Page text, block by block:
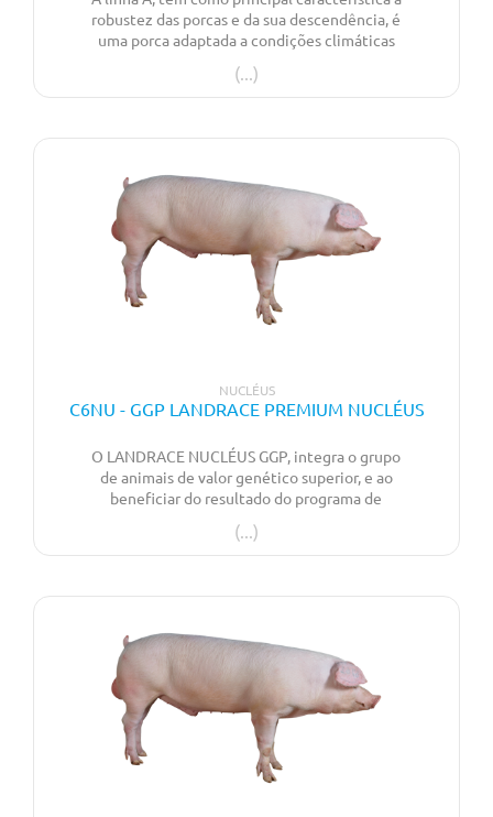
robustez das porcas e da sua descendência, é
uma porca adaptada a condições climáticas
crescimento e robustas. Caracteriza-se por
uma alta fertilidade, alta capacidade de
NUCLÉUS
C6NU - GGP LANDRACE PREMIUM NUCLÉUS
O LANDRACE NUCLÉUS GGP, integra o grupo
de animais de valor genético superior, e ao
beneficiar do resultado do programa de
garante evolução, progresso genético e
maximização dos resultados zootécnicos. Alia
robustez, facilidade de maneio e